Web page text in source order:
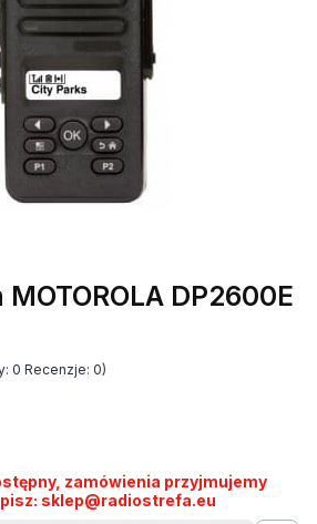
DP2600E
0 Recenzje: 0)
zamówienia przyjmujemy
sklep@radiostrefa.eu